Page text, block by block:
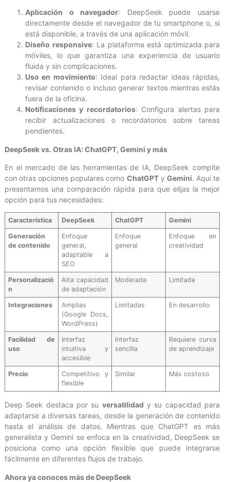
Aplicación o navegador: DeepSeek puede usarse
directamente desde el navegador de tu smartphone o, si
está disponible, a través de una aplicación móvil.
Diseño responsive: La plataforma está optimizada para
móviles, lo que garantiza una experiencia de usuario
fluida y sin complicaciones.
Uso en movimiento: Ideal para redactar ideas rápidas,
revisar contenido o incluso generar textos mientras estás
fuera de la oficina.
Notificaciones y recordatorios: Configura alertas para
recibir actualizaciones o recordatorios sobre tareas
pendientes.
DeepSeek vs. Otras IA: ChatGPT, Gemini y más
En el mercado de las herramientas de IA, DeepSeek compite
con otras opciones populares como ChatGPTy Gemini. Aquí te
presentamos una comparación rápida para que elijas la mejor
opción para tus necesidades:
Característica DeepSeek ChatGPT Gemini
Generación
de contenido
Enfoque
general,
adaptable a
SEO
Enfoque
general
Enfoque en
creatividad
Personalizació
n
Alta capacidad
de adaptación
Moderada Limitada
Integraciones
Amplias
(Google Docs,
WordPress)
Limitadas En desarrollo
Facilidad de
uso
Interfaz
intuitiva y
accesible
Interfaz
sencilla
Requiere curva
de aprendizaje
Precio
Competitivo y
flexible
Similar Más costoso
Deep Seek destaca por su versatilidad y su capacidad para
adaptarse a diversas tareas, desde la generación de contenido
hasta el análisis de datos. Mientras que ChatGPT es más
generalista y Gemini se enfoca en la creatividad, DeepSeek se
posiciona como una opción flexible que puede integrarse
fácilmente en diferentes flujos de trabajo.
Ahora ya conoces más de DeepSeek